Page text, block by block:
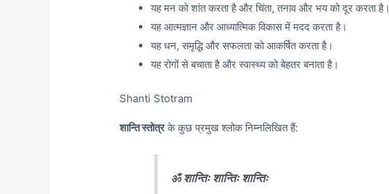
यह मन को शांत करता है और चिंता, तनाव और भय को दूर करता है।
यह आत्मज्ञान और आध्यात्मिक विकास में मदद करता है।
यह धन, समृद्धि और सफलता को आकर्षित करता है।
यह रोगों से बचाता है और स्वास्थ्य को बेहतर बनाता है।
Shanti Stotram
शान्ति स्तोत्रके कुछ प्रमुख श्लोक निम्नलिखित हैं:
ॐ शान्तिः शान्तिः शान्तिः